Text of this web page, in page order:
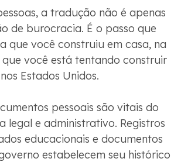
a tradução não é apenas
de burocracia. É o passo que
que você construiu em casa, na
que você está tentando construir
nos Estados Unidos.
pessoais são vitais do
legal e administrativo. Registros
educacionais e documentos
estabelecem seu histórico